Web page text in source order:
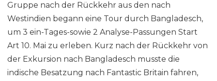
Gruppe nach der Rückkehr aus den nach
Westindien begann eine Tour durch Bangladesch,
um 3 ein-Tages-sowie 2 Analyse-Passungen Start
Art 10. Mai zu erleben. Kurz nach der Rückkehr von
der Exkursion nach Bangladesch musste die
indische Besatzung nach Fantastic Britain fahren,